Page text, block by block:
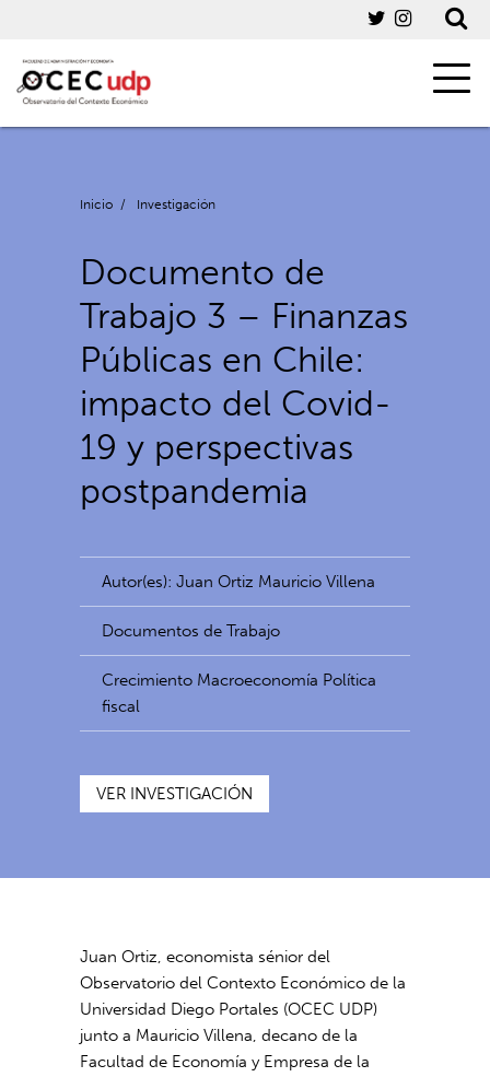
Inicio / Investigación
Documento de
Trabajo 3 – Finanzas
Públicas en Chile:
impacto del Covid-
19 y perspectivas
postpandemia
Autor(es): Juan Ortiz Mauricio Villena
Documentos de Trabajo
Crecimiento Macroeconomía Política
fiscal
VER INVESTIGACIÓN
Juan Ortiz, economista sénior del
Observatorio del Contexto Económico de la
Universidad Diego Portales (OCEC UDP)
junto a Mauricio Villena, decano de la
Facultad de Economía y Empresa de la